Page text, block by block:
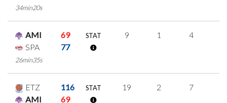
34min20s
AMI
69
SPA
77
26min35s
STAT 9 1 4
ETZ
116
AMI
69
STAT 19 2 7